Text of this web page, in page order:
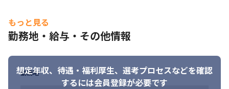
もっと見る
勤務地・給与・その他情報
想定年収、待遇・福利厚生、 選考プロセスなどを確認
するには会員登録が必要です
勤務地